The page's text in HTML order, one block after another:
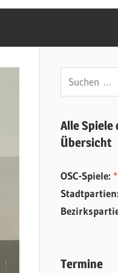
Suchen
nach:
Alle Spiele
Übersicht
OSC-Spiele:
Stadtpartien:
Termine